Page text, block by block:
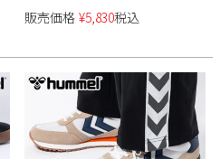
販売価格 ¥5,830税込